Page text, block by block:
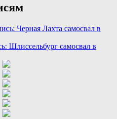
Черная Лахта самосвал в
Шлиссельбург самосвал в